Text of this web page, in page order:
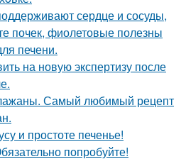
сердце и сосуды,
почек, фиолетовые полезны
печени.
на новую экспертизу после
Самый любимый рецепт
и простоте печенье!
попробуйте!